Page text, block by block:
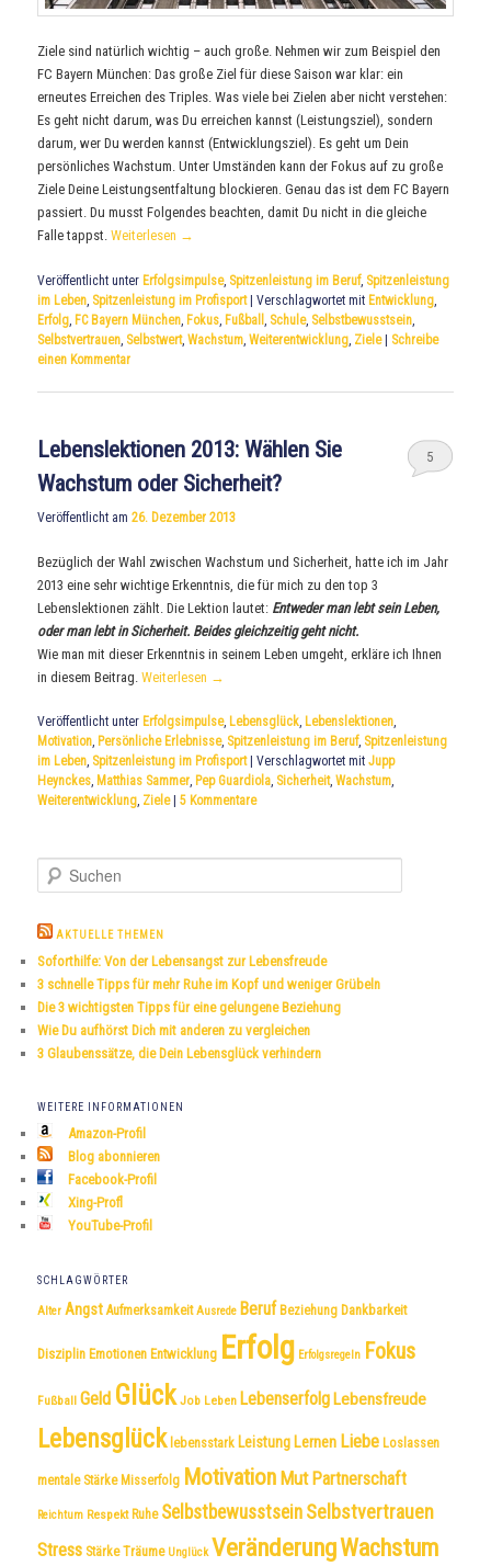
Ziele sind natürlich wichtig – auch große. Nehmen wir zum Beispiel den
FC Bayern München: Das große Ziel für diese Saison war klar: ein
erneutes Erreichen des Triples. Was viele bei Zielen aber nicht verstehen:
Es geht nicht darum, was Du erreichen kannst (Leistungsziel), sondern
darum, wer Du werden kannst (Entwicklungsziel). Es geht um Dein
persönliches Wachstum. Unter Umständen kann der Fokus auf zu große
Ziele Deine Leistungsentfaltung blockieren. Genau das ist dem FC Bayern
passiert. Du musst Folgendes beachten, damit Du nicht in die gleiche
Falle tappst.Weiterlesen →
Veröffentlicht unter Erfolgsimpulse, Spitzenleistung im Beruf, Spitzenleistung
im Leben Spitzenleistung im Profisport |Verschlagwortet mit Entwicklung
Erfolg FC Bayern München Fokus Fußball Schule, Selbstbewusstsein
Selbstvertrauen Selbstwert,Wachstum ,Weiterentwicklung Ziele | Schreibe
einen Kommentar
Lebenslektionen 2013: Wählen Sie
Wachstum oder Sicherheit?
Veröffentlicht am26. Dezember 2013
5
Bezüglich der Wahl zwischen Wachstum und Sicherheit, hatte ich im Jahr
2013 eine sehr wichtige Erkenntnis, die für mich zu den top 3
Lebenslektionen zählt. Die Lektion lautet: Entweder man lebt sein Leben,
oder man lebt in Sicherheit. Beides gleichzeitig geht nicht.
Wie man mit dieser Erkenntnis in seinem Leben umgeht, erkläre ich Ihnen
in diesem Beitrag.Weiterlesen →
Veröffentlicht unter Erfolgsimpulse, Lebensglück, Lebenslektionen,
Motivation, Persönliche Erlebnisse, Spitzenleistung im Beruf, Spitzenleistung
im Leben, Spitzenleistung im Profisport |Verschlagwortet mit Jupp
Heynckes, Matthias Sammer, Pep Guardiola, Sicherheit,Wachstum,
Weiterentwicklung, Ziele |5 Kommentare
h
n
AKTUELLE THEMEN
Soforthilfe: Von der Lebensangst zur Lebensfreude
3 schnelle Tipps für mehr Ruhe im Kopf und weniger Grübeln
Die 3 wichtigsten Tipps für eine gelungene Beziehung
Wie Du aufhörst Dich mit anderen zu vergleichen
3 Glaubenssätze, die Dein Lebensglück verhindern
WEITERE INFORMATIONEN
Amazon-Profil
Blog abonnieren
Facebook-Profil
Xing-Profl
YouTube-Profil
SCHLAGWÖRTER
Alter Angst Aufmerksamkeit Ausrede Beruf Beziehung Dankbarkeit
Disziplin Emotionen Entwicklung Erfolg Erfolgsregeln Fokus
Fußball Geld Glück Job Leben Lebenserfolg Lebensfreude
Lebensglück lebensstark Leistung Lernen Liebe Loslassen
mentale Stärke Misserfolg Motivation Mut Partnerschaft
Reichtum Respekt Ruhe Selbstbewusstsein Selbstvertrauen
Stress Stärke Träume Unglück VeränderungWachstum